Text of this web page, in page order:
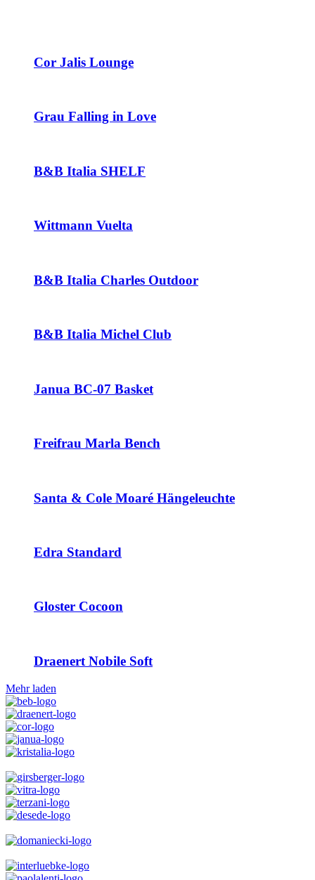
Cor Jalis Lounge
Grau Falling in Love
B&B Italia SHELF
Wittmann Vuelta
B&B Italia Charles Outdoor
B&B Italia Michel Club
Janua BC-07 Basket
Freifrau Marla Bench
Santa & Cole Moaré Hängeleuchte
Edra Standard
Gloster Cocoon
Draenert Nobile Soft
Mehr laden